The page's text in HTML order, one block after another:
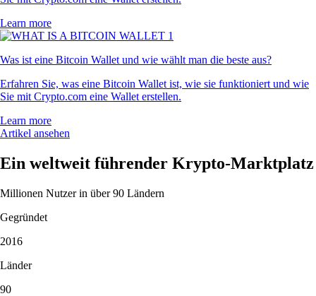
Learn more
Was ist eine Bitcoin Wallet und wie wählt man die beste aus?
Erfahren Sie, was eine Bitcoin Wallet ist, wie sie funktioniert und wie
Sie mit Crypto.com eine Wallet erstellen.
Learn more
Artikel ansehen
Ein weltweit führender Krypto-Marktplatz
Millionen Nutzer in über 90 Ländern
Gegründet
2016
Länder
90